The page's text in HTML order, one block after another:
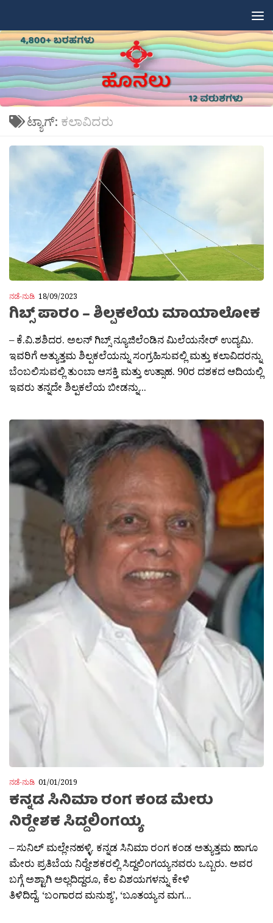
ಟ್ಯಾಗ್: ಕಲಾವಿದರು
ನಡೆ-ನುಡಿ 18/09/2023
ಗಿಬ್ಸ್ ಪಾರಂ – ಶಿಲ್ಪಕಲೆಯ ಮಾಯಾಲೋಕ
– ಕೆ.ವಿ.ಶಶಿದರ. ಅಲನ್ ಗಿಬ್ಸ್ ನ್ಯೂಜಿಲೆಂಡಿನ ಮಿಲೆಯನೇರ್ ಉದ್ಯಮಿ.
ಇವರಿಗೆ ಅತ್ಯುತ್ತಮ ಶಿಲ್ಪಕಲೆಯನ್ನು ಸಂಗ್ರಹಿಸುವಲ್ಲಿ ಮತ್ತು ಕಲಾವಿದರನ್ನು
ಬೆಂಬಲಿಸುವಲ್ಲಿ ತುಂಬಾ ಆಸಕ್ತಿ ಮತ್ತು ಉತ್ಸಾಹ. 90ರ ದಶಕದ ಆದಿಯಲ್ಲಿ
ಇವರು ತನ್ನದೇ ಶಿಲ್ಪಕಲೆಯ ಬೀಡನ್ನು...
ನಡೆ-ನುಡಿ 01/01/2019
ಕನ್ನಡ ಸಿನಿಮಾ ರಂಗ ಕಂಡ ಮೇರು
ನಿರ‍್ದೇಶಕ ಸಿದ್ದಲಿಂಗಯ್ಯ
– ಸುನಿಲ್ ಮಲ್ಲೇನಹಳ್ಳಿ. ಕನ್ನಡ ಸಿನಿಮಾ ರಂಗ ಕಂಡ ಅತ್ಯುತ್ತಮ ಹಾಗೂ
ಮೇರು ಪ್ರತಿಬೆಯ ನಿರ‍್ದೇಶಕರಲ್ಲಿ ಸಿದ್ದಲಿಂಗಯ್ಯನವರು ಒಬ್ಬರು. ಅವರ
ಬಗ್ಗೆ ಅಶ್ಟಾಗಿ ಅಲ್ಲದಿದ್ದರೂ, ಕೆಲ ವಿಶಯಗಳನ್ನು ಕೇಳಿ
ತಿಳಿದಿದ್ದೆ. ‘ಬಂಗಾರದ ಮನುಶ್ಯ’, ‘ಬೂತಯ್ಯನ ಮಗ...